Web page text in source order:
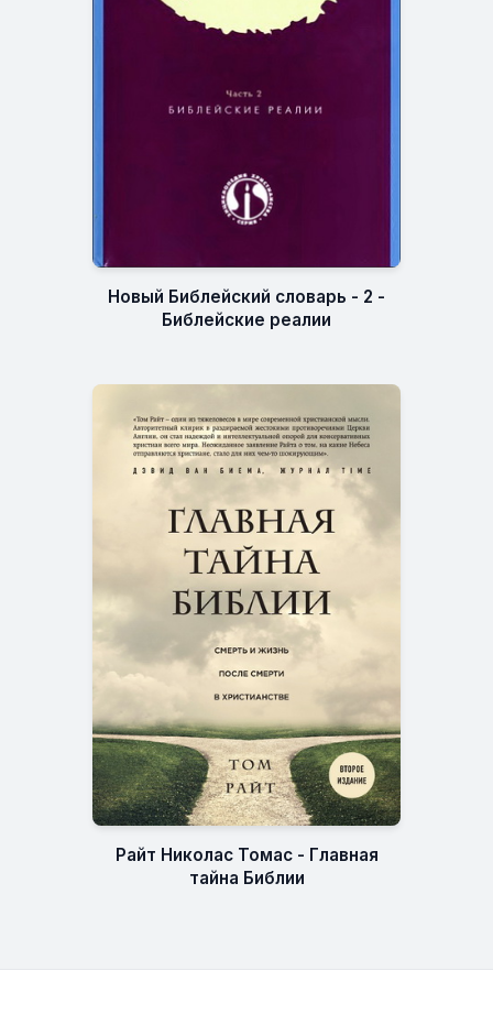
Новый Библейский словарь - 2 -
Библейские реалии
Райт Николас Томас - Главная
тайна Библии